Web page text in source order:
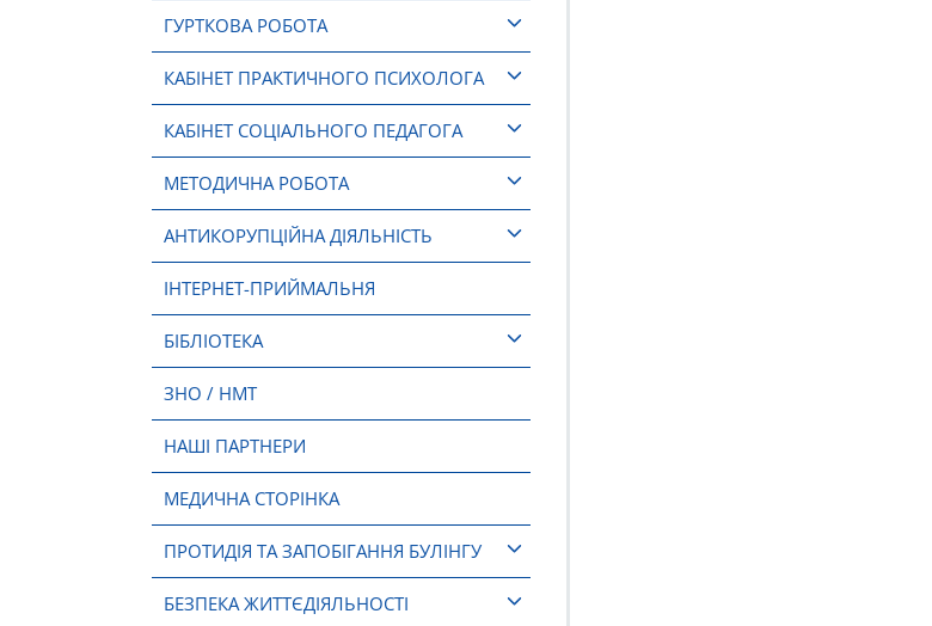
ГУРТКОВА РОБОТА
КАБІНЕТ ПРАКТИЧНОГО ПСИХОЛОГА
КАБІНЕТ СОЦІАЛЬНОГО ПЕДАГОГА
МЕТОДИЧНА РОБОТА
АНТИКОРУПЦІЙНА ДІЯЛЬНІСТЬ
ІНТЕРНЕТ-ПРИЙМАЛЬНЯ
БІБЛІОТЕКА
ЗНО / НМТ
НАШІ ПАРТНЕРИ
МЕДИЧНА СТОРІНКА
ПРОТИДІЯ ТА ЗАПОБІГАННЯ БУЛІНГУ
БЕЗПЕКА ЖИТТЄДІЯЛЬНОСТІ